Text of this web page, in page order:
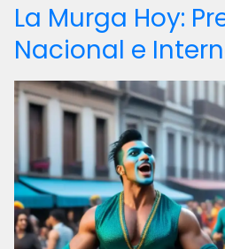
La Murga Hoy:
Nacional e